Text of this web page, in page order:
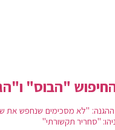
"הבוס"
"לא מסכימים שנחפש את
"סחריר תקשורתי"